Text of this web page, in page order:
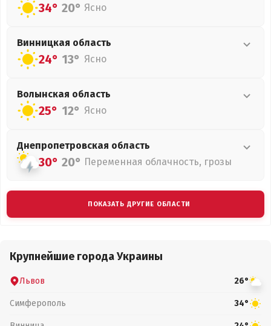
34° 20° Ясно
Винницкая область
24° 13° Ясно
Волынская область
25° 12° Ясно
Днепропетровская область
30° 20° Переменная облачность, грозы
ПОКАЗАТЬ ДРУГИЕ ОБЛАСТИ
Крупнейшие города Украины
Львов 26°
Симферополь 34°